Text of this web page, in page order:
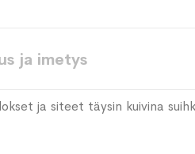
ja siteet täysin kuivina
ja imetys